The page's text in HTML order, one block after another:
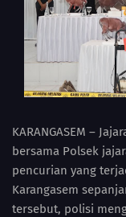
KARANGASEM –
bersama Polsek
pencurian yang
Karangasem
tersebut, polisi